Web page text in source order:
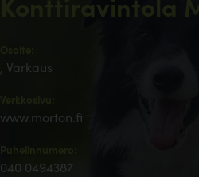
, Varkaus
www.morton.fi
Puhelinnumero:
040 0494387